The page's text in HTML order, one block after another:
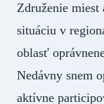
Združenie miest
situáciu v
oblasť
Nedávny snem
aktívne